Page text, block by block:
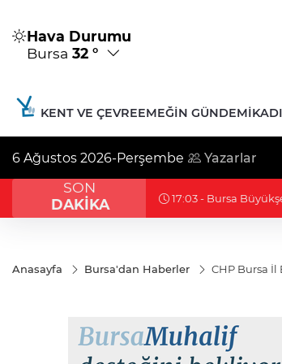
Hava Durumu
Bursa 32 °
KENT VE ÇEVREEMEĞIN GÜNDEMI
6 Ağustos 2026-Perşembe Yazarlar
SON
DAKİKA
16:38 - Erdoğan ve
Anasayfa Bursa'dan Haberler CHP Bursa İl